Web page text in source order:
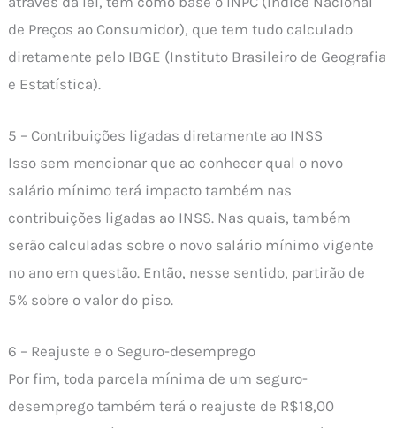
de Preços ao Consumidor), que tem tudo calculado
diretamente pelo IBGE (Instituto Brasileiro de Geografia
e Estatística).
5 – Contribuições ligadas diretamente ao INSS
Isso sem mencionar que ao conhecer qual o novo
salário mínimo terá impacto também nas
contribuições ligadas ao INSS. Nas quais, também
serão calculadas sobre o novo salário mínimo vigente
no ano em questão. Então, nesse sentido, partirão de
5% sobre o valor do piso.
6 – Reajuste e o Seguro-desemprego
Por fim, toda parcela mínima de um seguro-
desemprego também terá o reajuste de R$18,00